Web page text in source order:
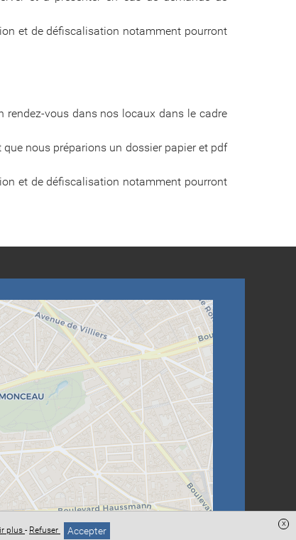
et de défiscalisation notamment pourront
rendez-vous dans nos locaux dans le cadre
nous préparions un dossier papier et pdf
et de défiscalisation notamment pourront
plus - Refuser Accepter
x